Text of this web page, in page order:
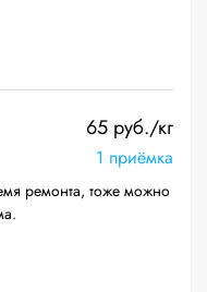
65 руб./кг
1 приёмка
ремонта, тоже можно